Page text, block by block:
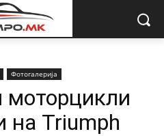
Фотогалерија
на Triumph